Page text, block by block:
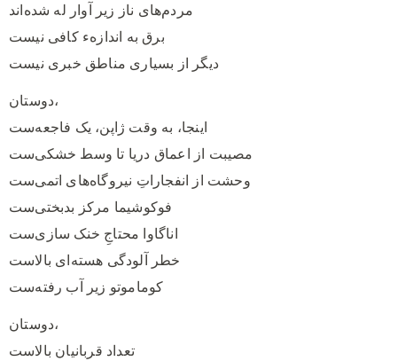
مردم‌های ناز زیر آوار له شده‌اند
برق به اندازهء کافی نیست
دیگر از بسیاری مناطق خبری نیست
دوستان،
اینجا، به وقت ژاپن، یک فاجعه‌ست
مصیبت از اعماق دریا تا وسط خشکی‌ست
وحشت از انفجاراتِ نیروگاه‌های اتمی‌ست
فوکوشیما مرکز بدبختی‌ست
اناگاوا محتاجِ خنک سازی‌ست
خطر آلودگی هسته‌ای بالاست
کوماموتو زیر آب رفته‌ست
دوستان،
تعداد قربانیان بالاست